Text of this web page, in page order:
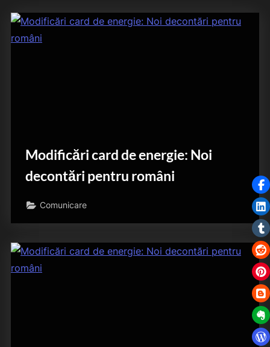
Modificări card de energie: Noi
decontări pentru români
Comunicare